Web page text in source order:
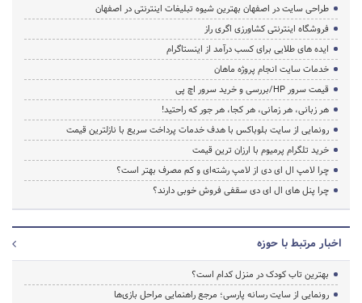
طراحی سایت در اصفهان بهترین شیوه تبلیغات اینترنتی در اصفهان
فروشگاه اینترنتی کشاورزی اگری راز
ایده های طلایی برای کسب درآمد از اینستاگرام
خدمات سایت انجام پروژه ماهان
قیمت سرور HP/بررسی و خرید سرور اچ پی
هر زبانی، هر زمانی، هر کجا، هر جور که راحتید!
رونمایی از سایت بلوباکس با هدف خدمات پرداخت سریع با نازلترین قیمت
خرید تلگرام پرمیوم با ارزان ترین قیمت
چرا لامپ ال ای دی از لامپ رشته‌ای و کم مصرف بهتر است؟
چرا پنل های ال ای دی سقفی فروش خوبی دارند؟
اخبار مرتبط با حوزه
بهترین تاب کودک در منزل کدام است؟
رونمایی از سایت رسانه پارسی؛ مرجع راهنمایی مراحل بازی‌ها